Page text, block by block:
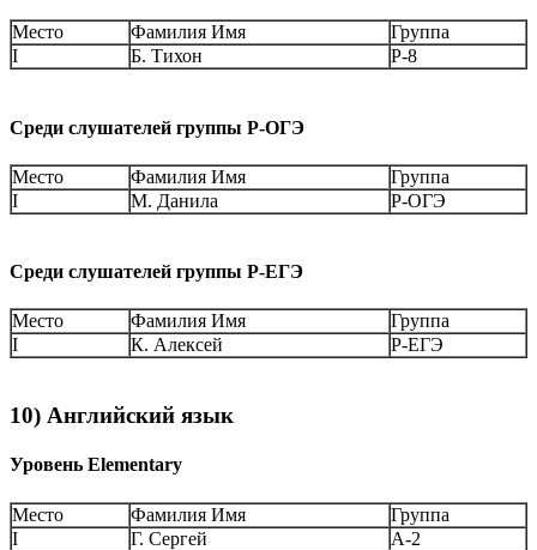
Место Фамилия Имя
Группа
I
Б. Тихон Р-8
Среди слушателей группы Р-ОГЭ
Место Фамилия Имя
Группа
I
М. Данила Р-ОГЭ
Среди слушателей группы Р-ЕГЭ
Место Фамилия Имя
Группа
I
К. Алексей Р-ЕГЭ
10) Английский язык
Уровень Elementary
Место Фамилия Имя
Группа
I
Г. Сергей А-2